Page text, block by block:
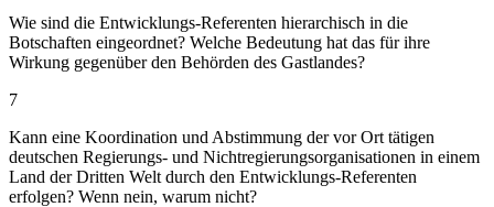
Wie sind die Entwicklungs-Referenten hierarchisch in die
Botschaften eingeordnet? Welche Bedeutung hat das für ihre
Wirkung gegenüber den Behörden des Gastlandes?
7
Kann eine Koordination und Abstimmung der vor Ort tätigen
deutschen Regierungs- und Nichtregierungsorganisationen in einem
Land der Dritten Welt durch den Entwicklungs-Referenten
erfolgen? Wenn nein, warum nicht?